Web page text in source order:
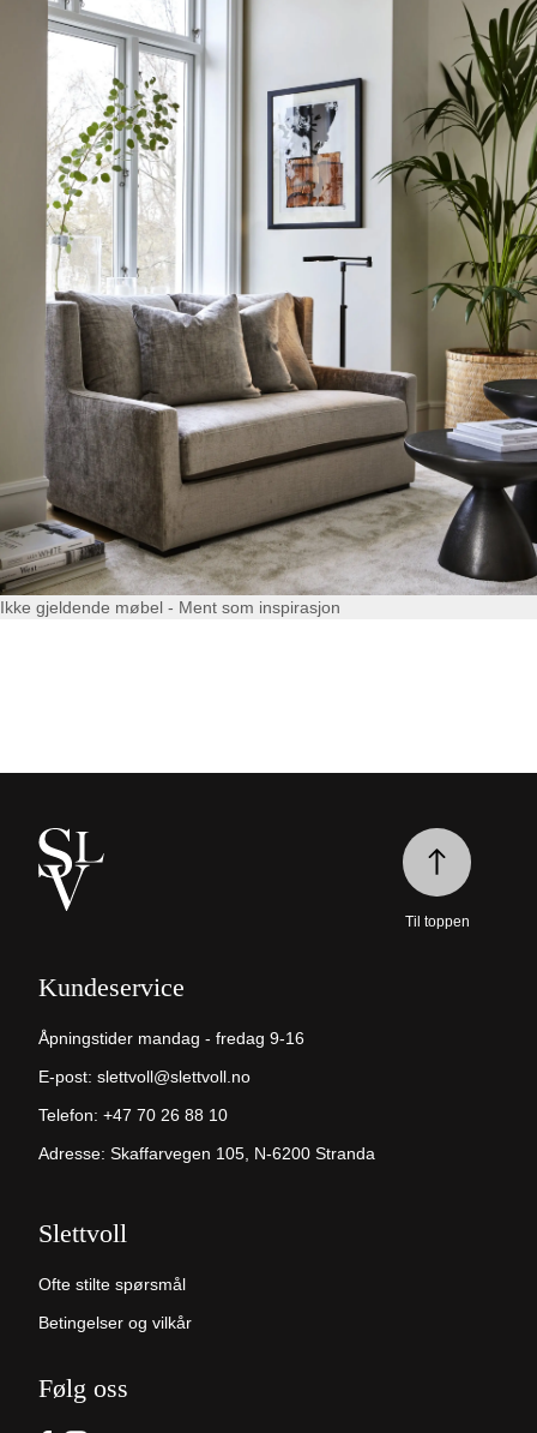
Ikke gjeldende møbel - Ment som inspirasjon
Kundeservice
Åpningstider mandag - fredag 9-16
E-post: slettvoll@slettvoll.no
Telefon: +47 70 26 88 10
Adresse: Skaffarvegen 105, N-6200 Stranda
Slettvoll
Ofte stilte spørsmål
Betingelser og vilkår
Følg oss
Til toppen